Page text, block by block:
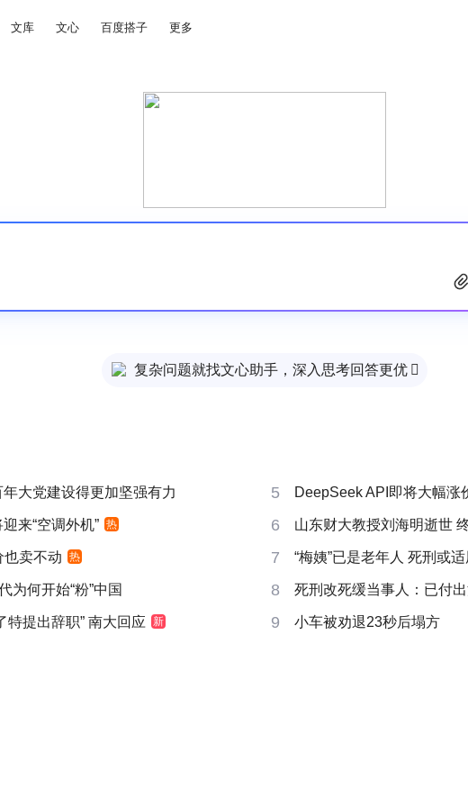
文库 文心 百度搭子 更多
复杂问题就找文心助手，深入思考回答更优 
大党建设得更加坚强有力 5 DeepSeek API即将大幅涨
来“空调外机” 热 6 山东财大教授刘海明逝世
也卖不动 热 7 “梅姨”已是老年人 死刑或
为何开始“粉”中国 8 死刑改死缓当事人：已付
特提出辞职” 南大回应 新 9 小车被劝退23秒后塌方